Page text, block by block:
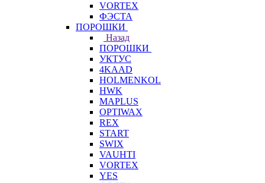
VORTEX
ФЭСТА
ПОРОШКИ
Назад
ПОРОШКИ
УКТУС
4KAAD
HOLMENKOL
HWK
MAPLUS
OPTIWAX
REX
START
SWIX
VAUHTI
VORTEX
YES